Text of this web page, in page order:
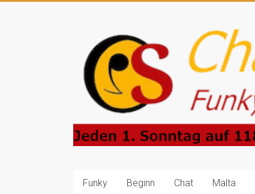
Charlie-
Prince-
Show
Funky
4
Central
Funky
Beginn Chat Malta